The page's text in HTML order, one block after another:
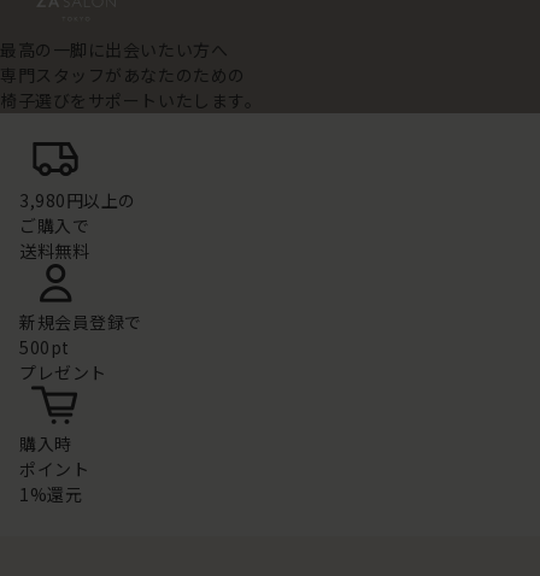
最高の一脚に出会いたい方へ
専門スタッフがあなたのための
椅子選びをサポートいたします。
3,980円以上の
ご購入で
送料無料
新規会員登録で
500pt
プレゼント
購入時
ポイント
1%還元